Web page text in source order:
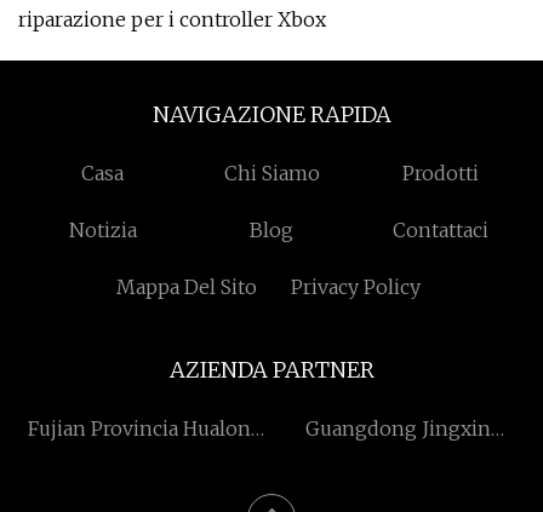
riparazione per i controller Xbox
NAVIGAZIONE RAPIDA
Casa Chi Siamo Prodotti
Notizia Blog Contattaci
Mappa Del Sito Privacy Policy
AZIENDA PARTNER
Fujian Provincia Hualong
Guangdong Jingxin